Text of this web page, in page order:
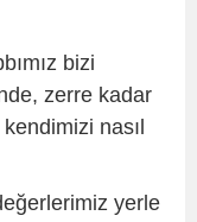
bizi
zerre kadar
nasıl
yerle